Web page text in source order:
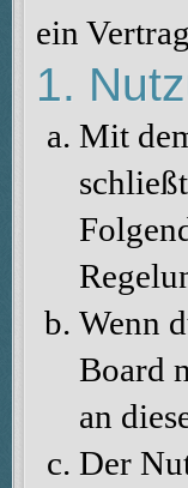
ein
1.
Mit
Wenn
Board
an
Der